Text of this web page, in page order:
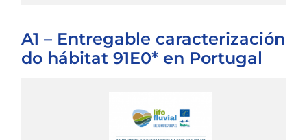
A1 – Entregable caracterización
do hábitat 91E0* en Portugal